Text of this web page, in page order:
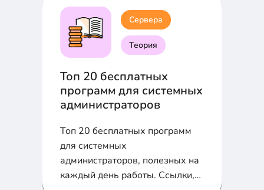
Сервера
Теория
Топ 20 бесплатных
программ для системных
администраторов
Топ 20 бесплатных программ
для системных
администраторов, полезных на
каждый день работы. Ссылки,